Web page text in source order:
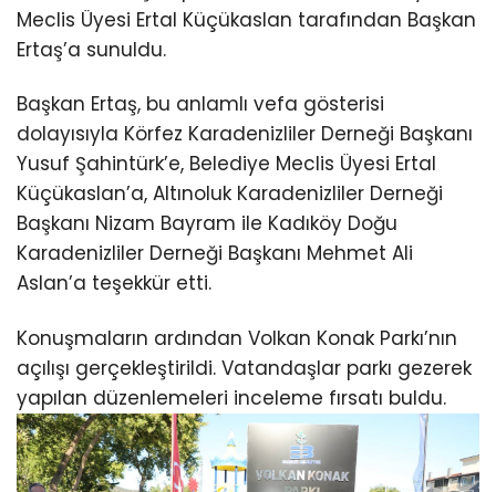
Meclis Üyesi Ertal Küçükaslan tarafından Başkan
Ertaş’a sunuldu.
Başkan Ertaş, bu anlamlı vefa gösterisi
dolayısıyla Körfez Karadenizliler Derneği Başkanı
Yusuf Şahintürk’e, Belediye Meclis Üyesi Ertal
Küçükaslan’a, Altınoluk Karadenizliler Derneği
Başkanı Nizam Bayram ile Kadıköy Doğu
Karadenizliler Derneği Başkanı Mehmet Ali
Aslan’a teşekkür etti.
Konuşmaların ardından Volkan Konak Parkı’nın
açılışı gerçekleştirildi. Vatandaşlar parkı gezerek
yapılan düzenlemeleri inceleme fırsatı buldu.